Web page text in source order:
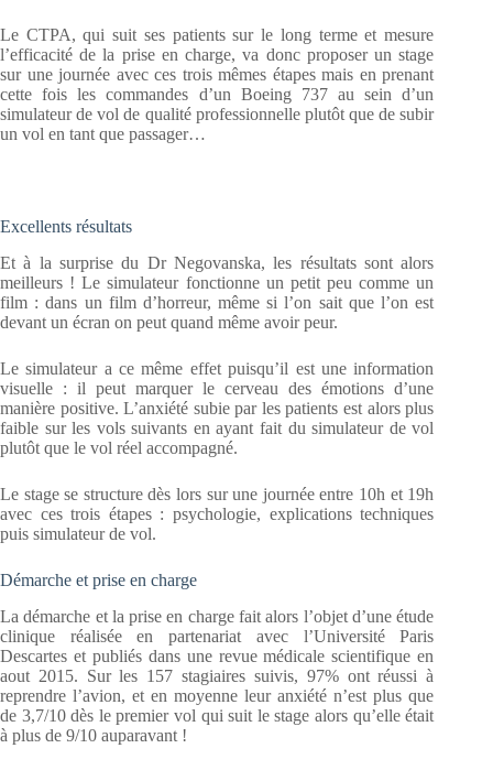
Le CTPA, qui suit ses patients sur le long terme et mesure
l’efficacité de la prise en charge, va donc proposer un stage
sur une journée avec ces trois mêmes étapes mais en prenant
cette fois les commandes d’un Boeing 737 au sein d’un
simulateur de vol de qualité professionnelle plutôt que de subir
un vol en tant que passager…
Excellents résultats
Et à la surprise du Dr Negovanska, les résultats sont alors
meilleurs ! Le simulateur fonctionne un petit peu comme un
film : dans un film d’horreur, même si l’on sait que l’on est
devant un écran on peut quand même avoir peur.
Le simulateur a ce même effet puisqu’il est une information
visuelle : il peut marquer le cerveau des émotions d’une
manière positive. L’anxiété subie par les patients est alors plus
faible sur les vols suivants en ayant fait du simulateur de vol
plutôt que le vol réel accompagné.
Le stage se structure dès lors sur une journée entre 10h et 19h
avec ces trois étapes : psychologie, explications techniques
puis simulateur de vol.
Démarche et prise en charge
La démarche et la prise en charge fait alors l’objet d’une étude
clinique réalisée en partenariat avec l’Université Paris
Descartes et publiés dans une revue médicale scientifique en
aout 2015. Sur les 157 stagiaires suivis, 97% ont réussi à
reprendre l’avion, et en moyenne leur anxiété n’est plus que
de 3,7/10 dès le premier vol qui suit le stage alors qu’elle était
à plus de 9/10 auparavant !